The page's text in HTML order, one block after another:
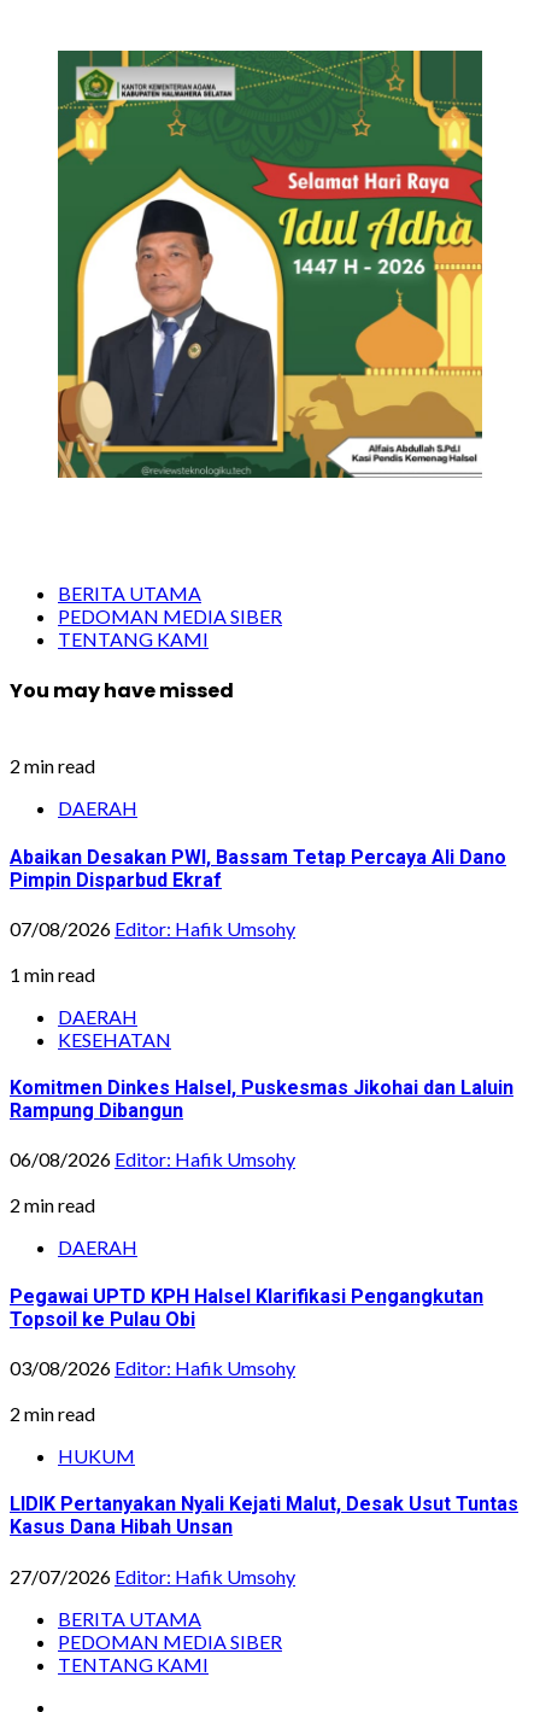
BERITA UTAMA
PEDOMAN MEDIA SIBER
TENTANG KAMI
You may have missed
2 min read
DAERAH
Abaikan Desakan PWI, Bassam Tetap Percaya Ali Dano
Pimpin Disparbud Ekraf
07/08/2026 Editor: Hafik Umsohy
1 min read
DAERAH
KESEHATAN
Komitmen Dinkes Halsel, Puskesmas Jikohai dan Laluin
Rampung Dibangun
06/08/2026 Editor: Hafik Umsohy
2 min read
DAERAH
Pegawai UPTD KPH Halsel Klarifikasi Pengangkutan
Topsoil ke Pulau Obi
03/08/2026 Editor: Hafik Umsohy
2 min read
HUKUM
LIDIK Pertanyakan Nyali Kejati Malut, Desak Usut Tuntas
Kasus Dana Hibah Unsan
27/07/2026 Editor: Hafik Umsohy
BERITA UTAMA
PEDOMAN MEDIA SIBER
TENTANG KAMI